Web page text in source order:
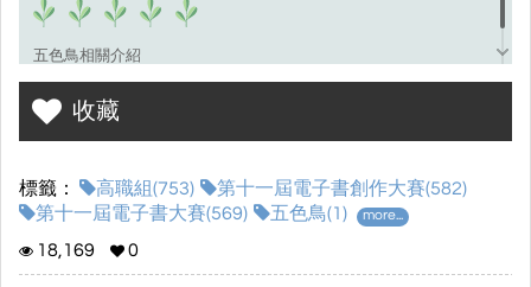
五色鳥相關介紹
收藏
標籤： 高職組(753)
第十一屆電子書創作大賽(582)
第十一屆電子書大賽(569)
五色鳥(1) more...
18,169 0